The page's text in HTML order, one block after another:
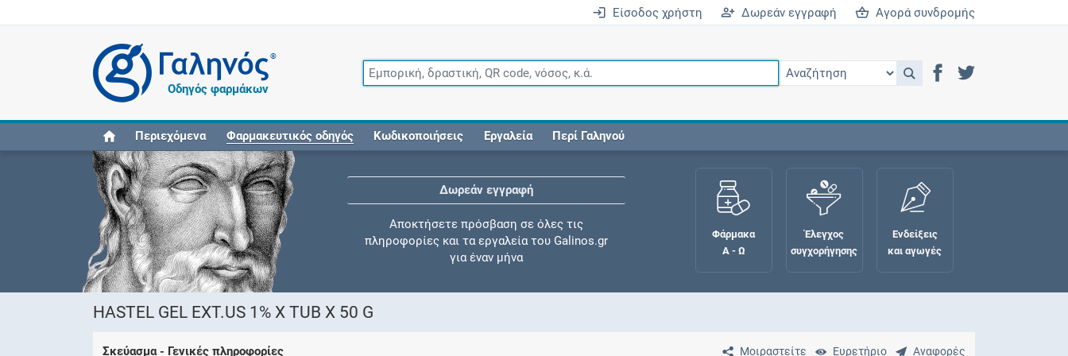
Είσοδος χρήστη Δωρεάν εγγραφή Αγορά συνδρομής
®
Οδηγός φαρμάκων
Περιεχόμενα Φαρμακευτικός οδηγός Κωδικοποιήσεις Εργαλεία Περί Γαληνού
Δωρεάν εγγραφή
Αποκτήσετε πρόσβαση σε όλες τις
πληροφορίες και τα εργαλεία του Galinos.gr
για έναν μήνα
Φάρμακα
Α - Ω
Έλεγχος
συγχορήγησης
Ενδείξεις
και αγωγές
HASTEL GEL EXT.US 1% X TUB X 50 G
Μοιραστείτε Ευρετήριο Αναφορές
Σκεύασμα - Γενικές πληροφορίες